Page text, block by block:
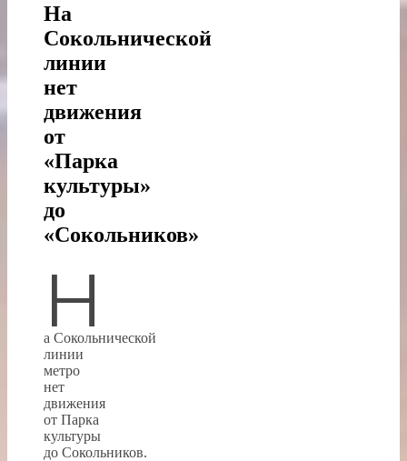
На
Сокольнической
линии
нет
движения
от
«Парка
культуры»
до
«Сокольников»
Н
а Сокольнической
линии
метро
нет
движения
от Парка
культуры
до Сокольников.